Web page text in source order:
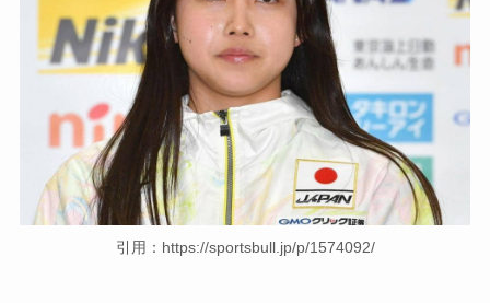
引用：https://sportsbull.jp/p/1574092/